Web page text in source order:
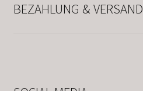
BEZAHLUNG & VERSAND